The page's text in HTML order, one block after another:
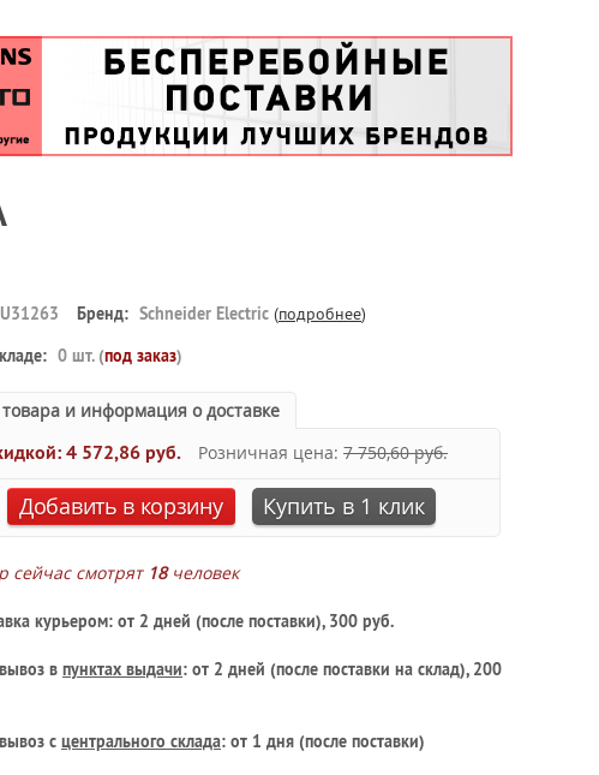
Бренд: Schneider Electric (подробнее)
0 шт. (под заказ)
и информация о доставке
4 572,86 руб. Розничная цена: 7 750,60 руб.
Добавить в корзину Купить в 1 клик
сейчас смотрят 18человек
курьером: от 2 дней (после поставки), 300 руб.
в пунктах выдачи: от 2 дней (после поставки на склад), 200
с центрального склада: от 1 дня (после поставки)